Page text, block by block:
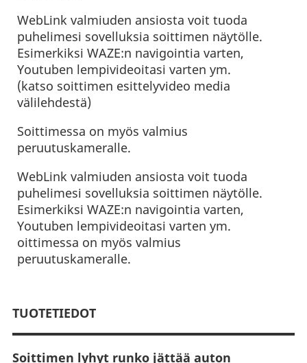
WebLink valmiuden ansiosta voit tuoda
puhelimesi sovelluksia soittimen näytölle.
Esimerkiksi WAZE:n navigointia varten,
Youtuben lempivideoitasi varten ym.
(katso soittimen esittelyvideo media
välilehdestä)
Soittimessa on myös valmius
peruutuskameralle.
WebLink valmiuden ansiosta voit tuoda
puhelimesi sovelluksia soittimen näytölle.
Esimerkiksi WAZE:n navigointia varten,
Youtuben lempivideoitasi varten ym.
oittimessa on myös valmius
peruutuskameralle.
TUOTETIEDOT
Soittimen lyhyt runko jättää auton